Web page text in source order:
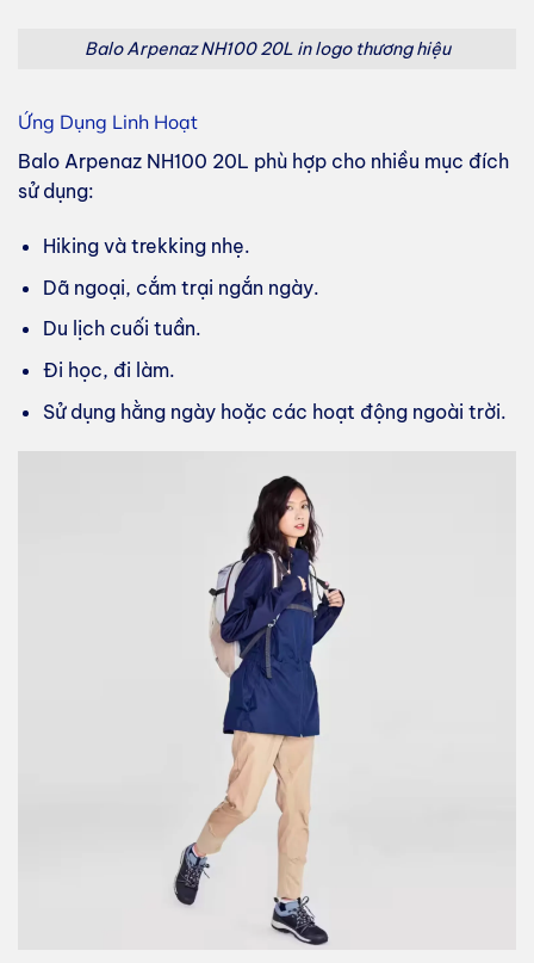
Balo Arpenaz NH100 20L in logo thương hiệu
Ứng Dụng Linh Hoạt
Balo Arpenaz NH100 20L phù hợp cho nhiều mục đích
sử dụng:
Hiking và trekking nhẹ.
Dã ngoại, cắm trại ngắn ngày.
Du lịch cuối tuần.
Đi học, đi làm.
Sử dụng hằng ngày hoặc các hoạt động ngoài trời.